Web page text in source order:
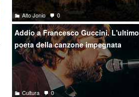
Alto Jonio 0
Addio a Francesco Guccini. L'ultimo
poeta della canzone impegnata
Cultura 0